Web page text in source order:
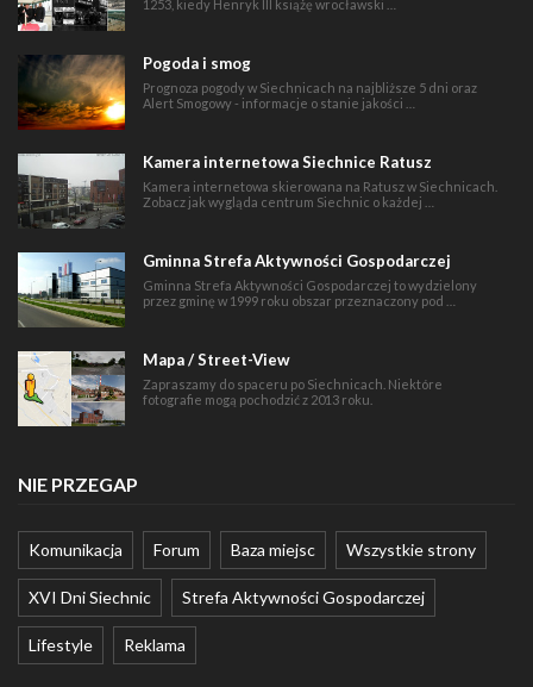
1253, kiedy Henryk III książę wrocławski …
Pogoda i smog
Prognoza pogody w Siechnicach na najbliższe 5 dni oraz
Alert Smogowy - informacje o stanie jakości …
Kamera internetowa Siechnice Ratusz
Kamera internetowa skierowana na Ratusz w Siechnicach.
Zobacz jak wygląda centrum Siechnic o każdej …
Gminna Strefa Aktywności Gospodarczej
Gminna Strefa Aktywności Gospodarczej to wydzielony
przez gminę w 1999 roku obszar przeznaczony pod …
Mapa / Street-View
Zapraszamy do spaceru po Siechnicach. Niektóre
fotografie mogą pochodzić z 2013 roku.
NIE PRZEGAP
Komunikacja Forum Baza miejsc Wszystkie strony
XVI Dni Siechnic Strefa Aktywności Gospodarczej
Lifestyle Reklama